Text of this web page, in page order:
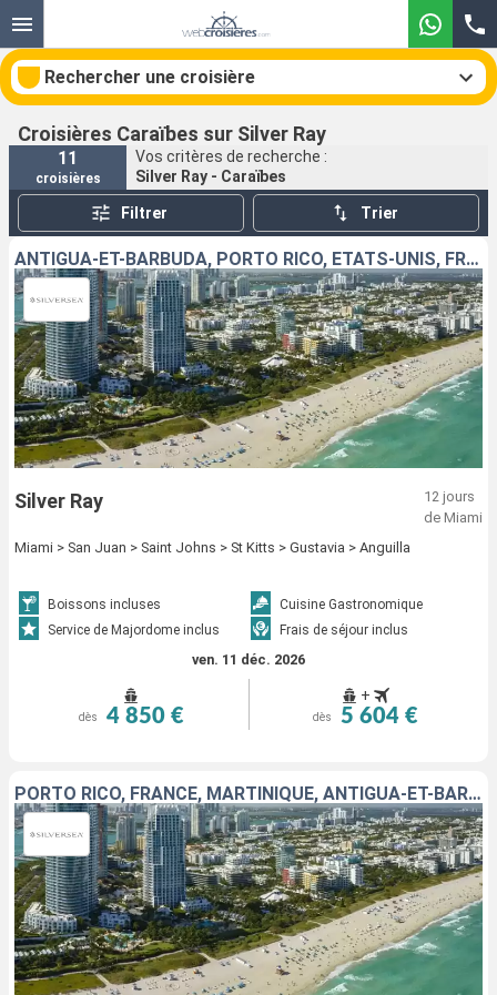
Rechercher une croisière
Nos destinations
Mois de départ
Ports Compagnies
Rechercher
Croisières Caraïbes sur Silver Ray
11
croisières
Vos critères de recherche :
Silver Ray - Caraïbes
Filtrer Trier
ANTIGUA-ET-BARBUDA, PORTO RICO, ÉTATS-UNIS, FRANCE, ANGUILLA
Silver Ray
12 jours
de Miami
Miami > San Juan > Saint Johns > St Kitts > Gustavia > Anguilla
Boissons incluses
Cuisine Gastronomique
Service de Majordome inclus
Frais de séjour inclus
ven. 11 déc. 2026
dès 4 850 €
+
dès 5 604 €
PORTO RICO, FRANCE, MARTINIQUE, ANTIGUA-ET-BARBUDA, JOST VAN DYKE, ÉTATS-UNIS